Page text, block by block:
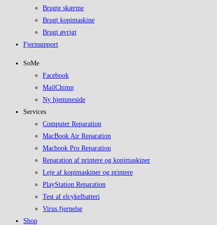
Brugte skærme
Brugt kopimaskine
Brugt øvrigt
Fjernsupport
SoMe
Facebook
MailChimp
Ny hjemmeside
Services
Computer Reparation
MacBook Air Reparation
Macbook Pro Reparation
Reparation af printere og kopimaskiner
Leje af kopimaskiner og printere
PlayStation Reparation
Test af elcykelbatteri
Virus fjernelse
Shop